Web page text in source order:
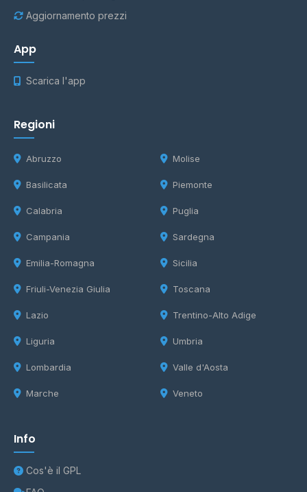
Aggiornamento prezzi
App
Scarica l'app
Regioni
Abruzzo
Basilicata
Calabria
Campania
Emilia-Romagna
Friuli-Venezia Giulia
Lazio
Liguria
Lombardia
Marche
Molise
Piemonte
Puglia
Sardegna
Sicilia
Toscana
Trentino-Alto Adige
Umbria
Valle d'Aosta
Veneto
Info
Cos'è il GPL